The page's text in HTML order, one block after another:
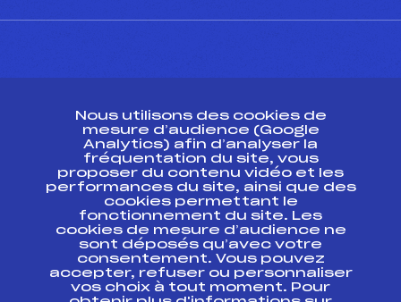
ESPACE PRESSE
Ressources
Pass’Neige
Projet sportif fédéral
Projet de performance fédéral
Antidopage
Pôle Développement, Formation, Suivi
Scientifique
Nous utilisons des cookies de
mesure d’audience (Google
Analytics) afin d’analyser la
fréquentation du site, vous
proposer du contenu vidéo et les
performances du site, ainsi que des
cookies permettant le
fonctionnement du site. Les
cookies de mesure d’audience ne
sont déposés qu’avec votre
consentement. Vous pouvez
accepter, refuser ou personnaliser
vos choix à tout moment. Pour